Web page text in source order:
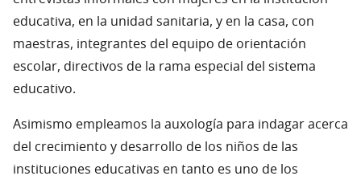
educativa, en la unidad sanitaria, y en la casa, con
maestras, integrantes del equipo de orientación
escolar, directivos de la rama especial del sistema
educativo.
Asimismo empleamos la auxología para indagar acerca
del crecimiento y desarrollo de los niños de las
instituciones educativas en tanto es uno de los